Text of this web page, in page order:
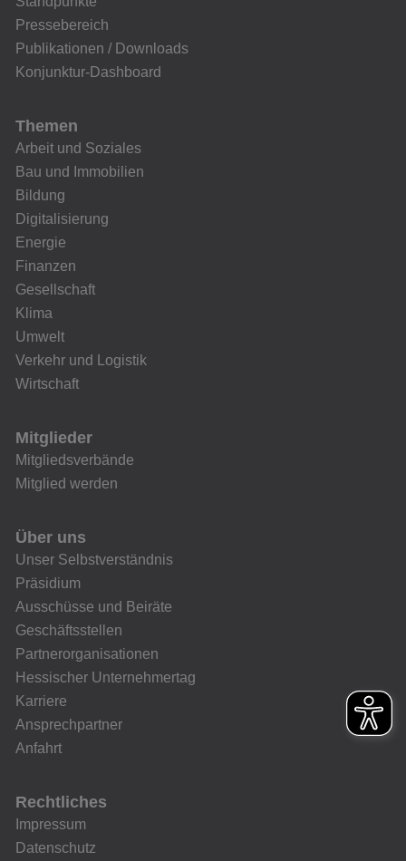
Pressebereich
Publikationen / Downloads
Konjunktur-Dashboard
Themen
Arbeit und Soziales
Bau und Immobilien
Bildung
Digitalisierung
Energie
Finanzen
Gesellschaft
Klima
Umwelt
Verkehr und Logistik
Wirtschaft
Mitglieder
Mitgliedsverbände
Mitglied werden
Über uns
Unser Selbstverständnis
Präsidium
Ausschüsse und Beiräte
Geschäftsstellen
Partnerorganisationen
Hessischer Unternehmertag
Karriere
Ansprechpartner
Anfahrt
Rechtliches
Impressum
Datenschutz